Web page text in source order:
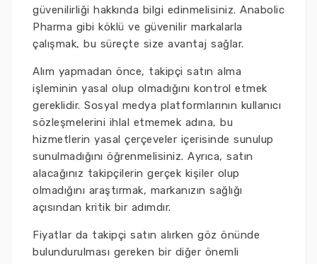
güvenilirliği hakkında bilgi edinmelisiniz. Anabolic
Pharma gibi köklü ve güvenilir markalarla
çalışmak, bu süreçte size avantaj sağlar.
Alım yapmadan önce, takipçi satın alma
işleminin yasal olup olmadığını kontrol etmek
gereklidir. Sosyal medya platformlarının kullanıcı
sözleşmelerini ihlal etmemek adına, bu
hizmetlerin yasal çerçeveler içerisinde sunulup
sunulmadığını öğrenmelisiniz. Ayrıca, satın
alacağınız takipçilerin gerçek kişiler olup
olmadığını araştırmak, markanızın sağlığı
açısından kritik bir adımdır.
Fiyatlar da takipçi satın alırken göz önünde
bulundurulması gereken bir diğer önemli